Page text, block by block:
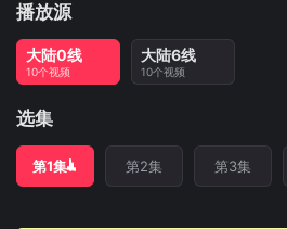
播放源
大陆0线
10个视频
大陆6线
10个视频
选集
第1集 第2集 第3集